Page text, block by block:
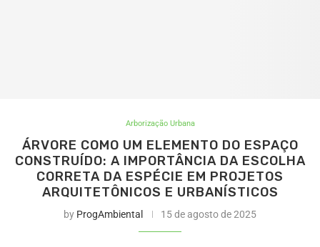
Arborização Urbana
ÁRVORE COMO UM ELEMENTO DO ESPAÇO
CONSTRUÍDO: A IMPORTÂNCIA DA ESCOLHA
CORRETA DA ESPÉCIE EM PROJETOS
ARQUITETÔNICOS E URBANÍSTICOS
by ProgAmbiental 15 de agosto de 2025